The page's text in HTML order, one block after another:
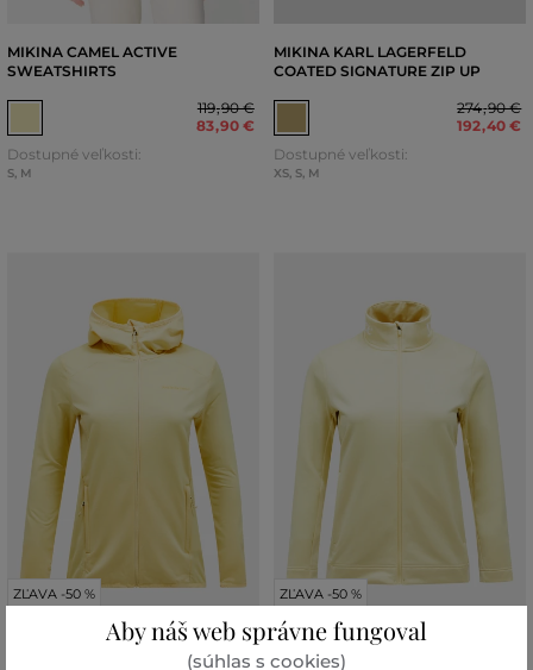
MIKINA CAMEL ACTIVE
SWEATSHIRTS
119,90 €
83,90 €
Dostupné veľkosti:
S, M
MIKINA KARL LAGERFELD
COATED SIGNATURE ZIP UP
274,90 €
192,40 €
Dostupné veľkosti:
XS, S, M
ZĽAVA -50 %
MIKINA PEAK PERFORMANCE W
ZĽAVA -50 %
MIKINA PEAK PERFORMANCE W
Aby náš web správne fungoval
(súhlas s cookies)